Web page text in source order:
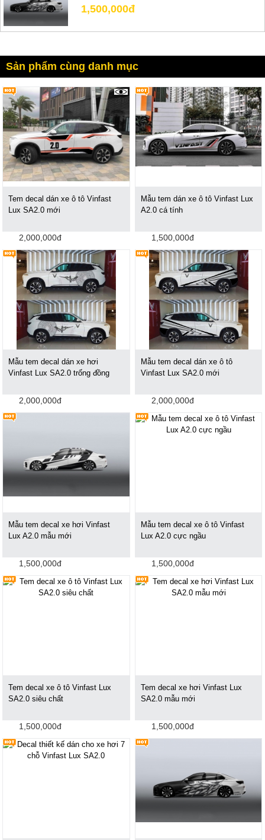
1,500,000đ
Sản phẩm cùng danh mục
2930
Tem decal dán xe ô tô Vinfast
Lux SA2.0 mới
2,000,000đ
Mẫu tem dán xe ô tô Vinfast Lux
A2.0 cá tính
1,500,000đ
Mẫu tem decal dán xe hơi
Vinfast Lux SA2.0 trống đồng
2,000,000đ
Mẫu tem decal dán xe ô tô
Vinfast Lux SA2.0 mới
2,000,000đ
Mẫu tem decal xe hơi Vinfast
Lux A2.0 mẫu mới
1,500,000đ
Mẫu tem decal xe ô tô Vinfast
Lux A2.0 cực ngầu
1,500,000đ
Tem decal xe ô tô Vinfast Lux
SA2.0 siêu chất
1,500,000đ
Tem decal xe hơi Vinfast Lux
SA2.0 mẫu mới
1,500,000đ